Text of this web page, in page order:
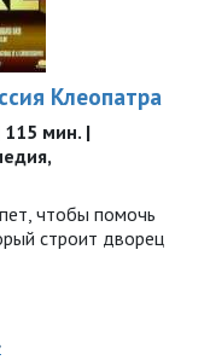
Клеопатра
115 мин. |
чтобы помочь
строит дворец